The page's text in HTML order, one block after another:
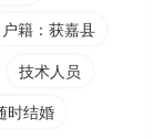
户籍：获嘉县
技术人员
时结婚